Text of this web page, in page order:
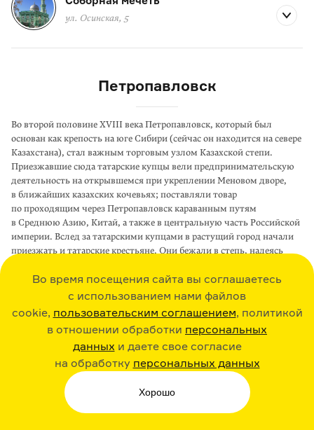
Во время посещения сайта вы соглашаетесь
с использованием нами файлов
cookie, пользовательским соглашением, политикой
в отношении обработки персональных
данных и даете свое согласие
на обработку персональных данных
Хорошо
ул. Осинская, 5
Петропавловск
Во второй половине XVIII века Петропавловск, который был
основан как кре­пость на юге Сибири (сейчас он находится на севере
Казахстана), стал важным торговым узлом Казахской степи.
Приезжавшие сюда татарские купцы вели предпринимательскую
деятельность на открыв­шемся при укреплении Мено­вом дворе,
в ближайших казахских кочевьях; поставляли товар
по проходящим через Петропавловск караванным путям
в Среднюю Азию, Китай, а также в центральную часть Российской
империи. Вслед за татарскими купцами в растущий город начали
приезжать и татарские крестьяне. Они бежали в степь, надеясь
налогового бремени, насильственной христиа­низации или мало­
В начале XIX века в юго-западной части города начала
формироваться крупная татарская слобода. К 1883 году татары
построили шесть мечетей, при кото­
рых работали школы; также в городе действовали мусульманская
библиотека и театр, на национальном языке выпускались
приложения к местным газетам.
Согласно переписи 1897 года, треть населения города (более